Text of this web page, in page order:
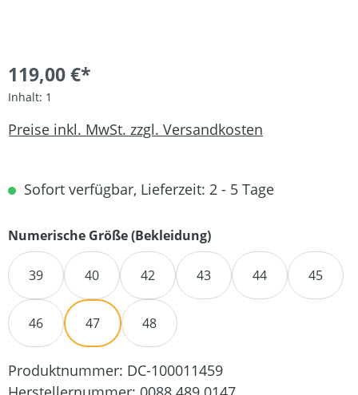
119,00 €*
Inhalt: 1
Preise inkl. MwSt. zzgl. Versandkosten
Sofort verfügbar, Lieferzeit: 2 - 5 Tage
Numerische Größe (Bekleidung)auswählen
39 40 42 43 44 45
46 47 48
Produktnummer: DC-100011459